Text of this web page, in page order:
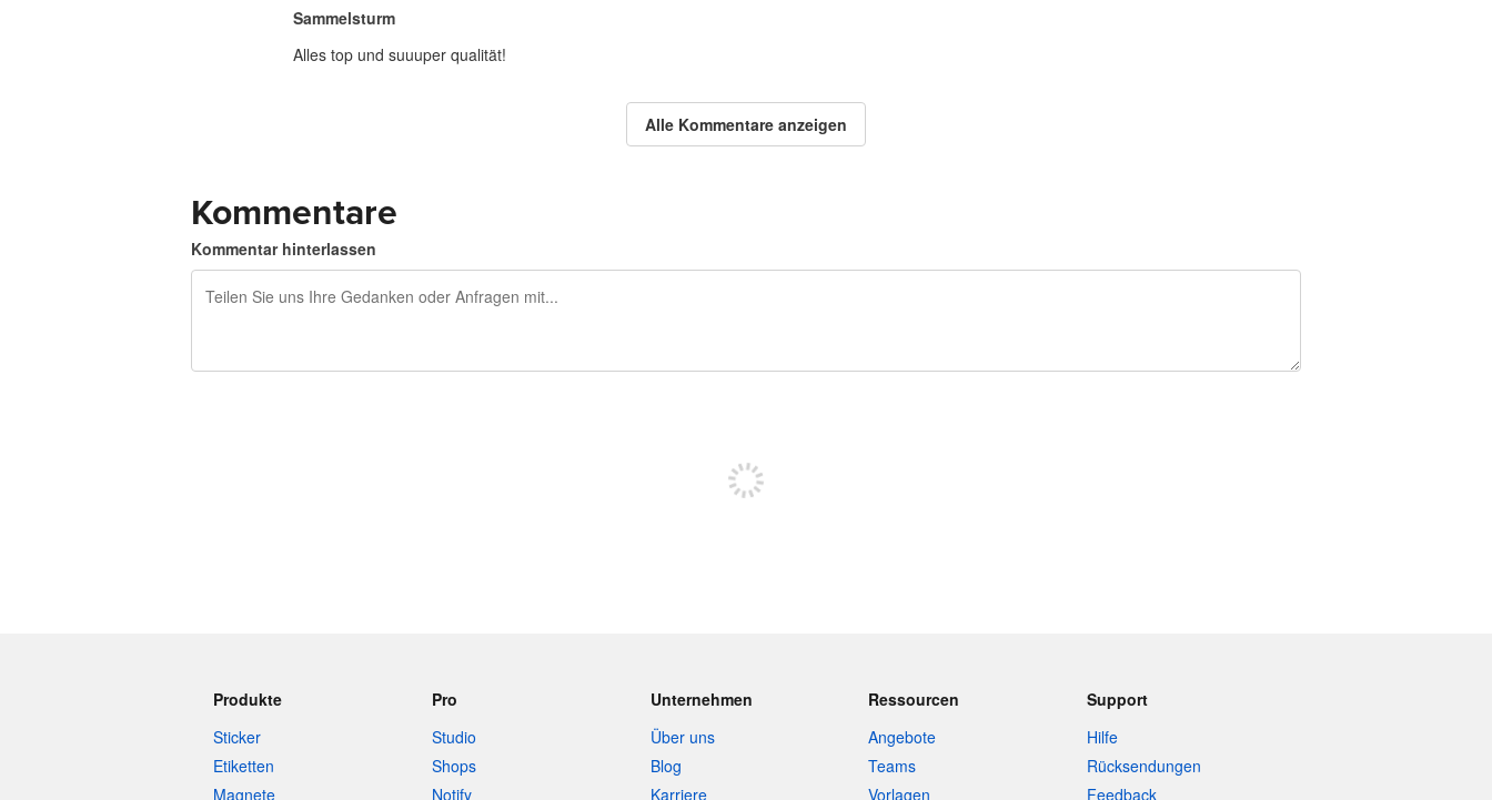
Sammelsturm
Alles top und suuuper qualität!
Alle Kommentare anzeigen
Kommentare
Kommentar hinterlassen
Produkte
Sticker
Etiketten
Magnete
Pro
Studio
Shops
Notify
Unternehmen
Über uns
Blog
Karriere
Ressourcen
Angebote
Teams
Vorlagen
Support
Hilfe
Rücksendungen
Feedback